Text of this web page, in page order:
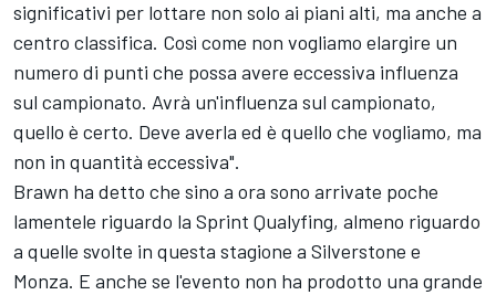
significativi per lottare non solo ai piani alti, ma anche a
centro classifica. Così come non vogliamo elargire un
numero di punti che possa avere eccessiva influenza
sul campionato. Avrà un'influenza sul campionato,
quello è certo. Deve averla ed è quello che vogliamo, ma
non in quantità eccessiva".
Brawn ha detto che sino a ora sono arrivate poche
lamentele riguardo la Sprint Qualyfing, almeno riguardo
a quelle svolte in questa stagione a Silverstone e
Monza. E anche se l'evento non ha prodotto una grande